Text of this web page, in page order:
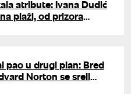
atribute: Ivana Dudić
plaži, od prizora
pao u drugi plan: Bred
Norton se sreli